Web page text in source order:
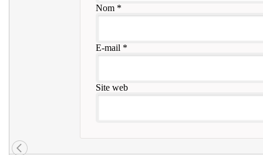
Nom*
E-mail *
Site web